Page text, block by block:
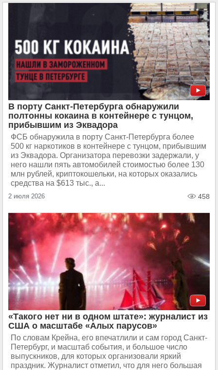
Блокада Ленинграда|Путин
в Санкт-Петербурге
В порту Санкт-Петербурга обнаружили
полтонны кокаина в контейнере с тунцом,
прибывшим из Эквадора
ФСБ обнаружила в порту Санкт-Петербурга более
500 кг наркотиков в контейнере с тунцом, прибывшим
из Эквадора. Организатора перевозки задержали, у
него нашли пять автомобилей стоимостью более 130
млн рублей, криптокошельки, на которых оказались
средства на $613 тыс., а...
2 июля 2026 458
«Такого нет ни в одном штате»: журналист из
США о масштабе «Алых парусов»
По словам Крейна, его впечатлили и сам город Санкт-
Петербург, и масштаб события, и большое число
выпускников, для которых организовали яркий
праздник. Журналист отметил, что для него большая